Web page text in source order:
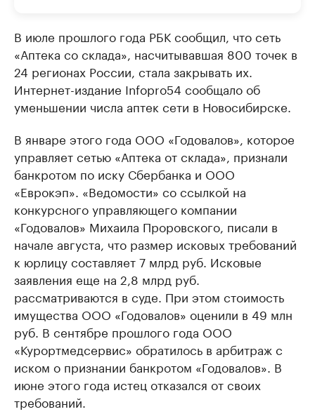
В июле прошлого года РБК сообщил, что сеть
«Аптека со склада», насчитывавшая 800 точек в
24 регионах России, стала закрывать их.
Интернет-издание Infopro54 сообщало об
уменьшении числа аптек сети в Новосибирске.
В январе этого года ООО «Годовалов», которое
управляет сетью «Аптека от склада», признали
банкротом по иску Сбербанка и ООО
«Еврокэп». «Ведомости» со ссылкой на
конкурсного управляющего компании
«Годовалов» Михаила Проровского, писали в
начале августа, что размер исковых требований
к юрлицу составляет 7 млрд руб. Исковые
заявления еще на 2,8 млрд руб.
рассматриваются в суде. При этом стоимость
имущества ООО «Годовалов» оценили в 49 млн
руб. В сентябре прошлого года ООО
«Курортмедсервис» обратилось в арбитраж с
иском о признании банкротом «Годовалов». В
июне этого года истец отказался от своих
требований.